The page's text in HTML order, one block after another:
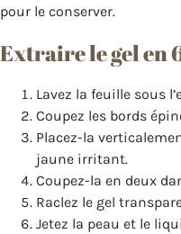
pour le conserver.
Extraire le gel en
Lavez la feuille sous
Coupez les bords
Placez-la
jaune irritant.
Coupez-la en deux
Raclez le gel
Jetez la peau et le